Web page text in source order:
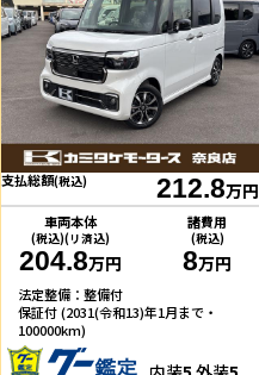
支払総額(税込) 212.8万円
車両本体
(税込)(リ済込)
204.8万円
諸費用
(税込)
8万円
法定整備：整備付
保証付 (2031(令和13)年1月まで・
100000km)